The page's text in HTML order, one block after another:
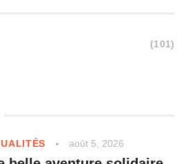
(101)
août 5, 2026